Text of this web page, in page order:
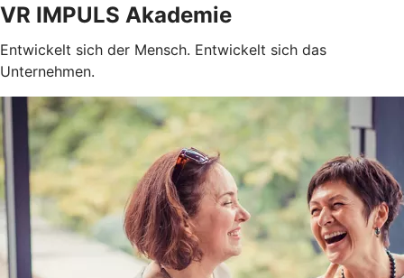
VR IMPULS Akademie
Entwickelt sich der Mensch. Entwickelt sich das
Unternehmen.